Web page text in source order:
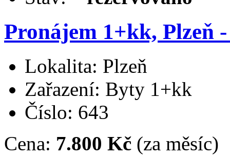
Pronájem 1+kk, Plzeň
Lokalita: Plzeň
Zařazení: Byty 1+kk
Číslo: 643
Cena: 7.800 Kč (za měsíc)